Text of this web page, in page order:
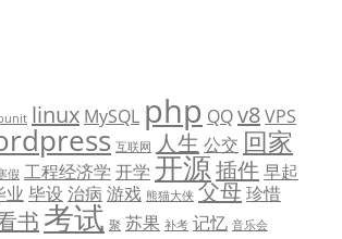
linux MySQL php QQv8VPS
互联网 人生 公交 回家
假 工程经济学 开学 开源插件早起
业 毕设 治病 游戏 熊猫大侠 父母珍惜
书 考试 聚 苏果 补考 记忆 音乐会